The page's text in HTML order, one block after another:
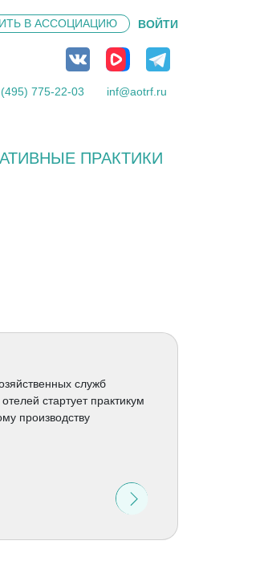
В АССОЦИАЦИЮ ВОЙТИ
775-22-03 inf@aotrf.ru
ПРАКТИКИ
служб
стартует практикум
производству